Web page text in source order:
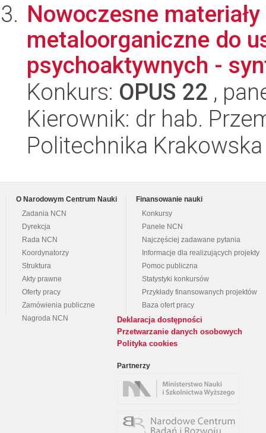
Nowoczesne
metaloorganiczne do
psychoaktywnych -
Konkurs: OPUS 22 ,
Kierownik: dr hab.
Politechnika
O Narodowym Centrum Nauki
Zadania NCN
Dyrekcja
Rada NCN
Koordynatorzy
Struktura
Akty prawne
Oferty pracy
Zamówienia publiczne
Nagroda NCN
Finansowanie nauki
Konkursy
Panele NCN
Najczęściej zadawane pytania
Informacje dla realizujących projekty
Pomoc publiczna
Statystyki konkursów
Przykłady finansowanych projektów
Baza ofert pracy
Deklaracja dostępności
Przetwarzanie danych osobowych
Polityka cookies
Partnerzy